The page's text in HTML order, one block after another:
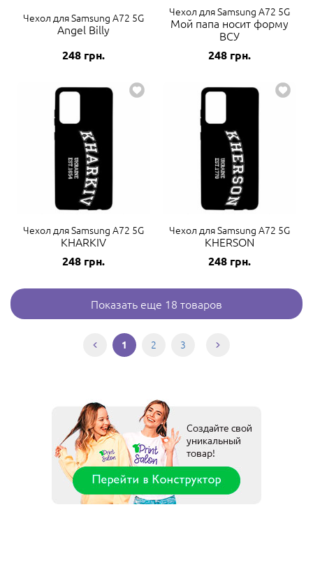
Чехол для Samsung A72 5G
Angel Billy
248 грн.
Чехол для Samsung A72 5G
Мой папа носит форму
ВСУ
248 грн.
Чехол для Samsung A72 5G
KHARKIV
248 грн.
Чехол для Samsung A72 5G
KHERSON
248 грн.
Показать еще 18 товаров
1 2 3